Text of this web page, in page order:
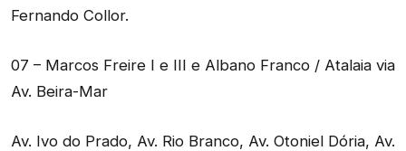
Fernando Collor.
07 – Marcos Freire I e III e Albano Franco / Atalaia via
Av. Beira-Mar
Av. Ivo do Prado, Av. Rio Branco, Av. Otoniel Dória, Av.